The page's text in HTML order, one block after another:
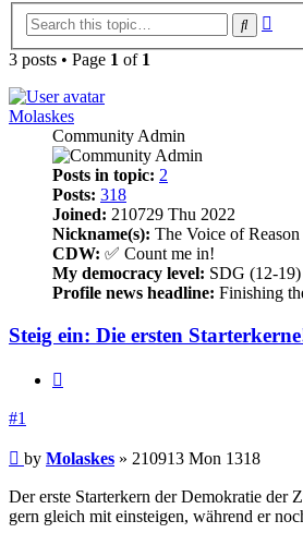
Search
3 posts • Page 1 of 1
Molaskes
Community Admin
Posts in topic: 2
Posts: 318
Joined: 210729 Thu 2022
Nickname(s): The Voice of Reason
CDW: ✅ Count me in!
My democracy level: SDG (12-19)
Profile news headline: Finishing
Steig ein: Die ersten
#1
Post
by Molaskes » 210913 Mon 1318
Der erste Starterkern der Demokratie der
gern gleich mit einsteigen, während er